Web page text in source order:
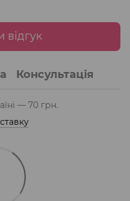
відгук
Консультація
— 70 грн.